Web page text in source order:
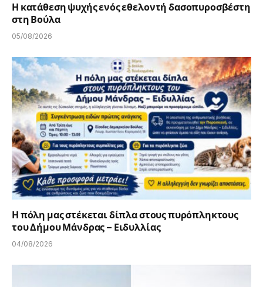
Η κατάθεση ψυχής ενός εθελοντή δασοπυροσβέστη
στη Βούλα
05/08/2026
Η πόλη μας στέκεται δίπλα στους πυρόπληκτους
του Δήμου Μάνδρας – Ειδυλλίας
04/08/2026